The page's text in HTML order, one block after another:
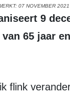
07 NOVEMBER 2021
65 jaar